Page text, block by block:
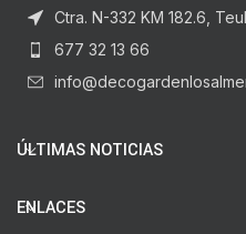
Ctra. N-332 KM 182.6,
677 32 13 66
ÚLTIMAS NOTICIAS
ENLACES